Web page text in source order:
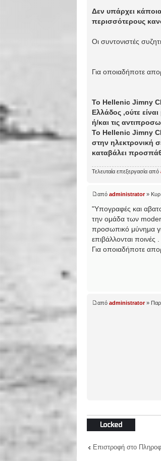
Δεν υπάρχει
περισσότερους
Οι συντονιστές
Για οποιαδήποτε
Το Hellenic Jimny
Ελλάδος ,ούτε
ή/και τις
To Hellenic Jimny
στην ηλεκτρονική
καταβάλει
Τελευταία επεξεργασία από
από administrator» Κυρ
"Υπογραφές και
την ομάδα των
προσωπικό μύνημα
επιβάλλονται ποινές .
Για οποιαδήποτε
από administrator» Παρ
Το θέμα
κλειδώθηκε
Επιστροφή στο